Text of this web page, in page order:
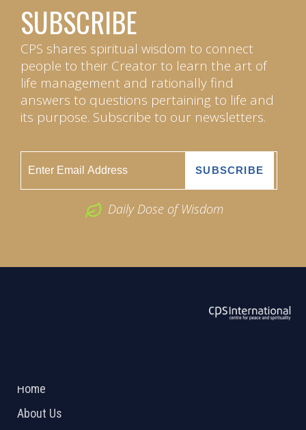
SUBSCRIBE
CPS shares spiritual wisdom to connect
people to their Creator to learn the art of
life management and rationally find
answers to questions pertaining to life and
its purpose. Subscribe to our newsletters.
Daily Dose of Wisdom
Home
About Us